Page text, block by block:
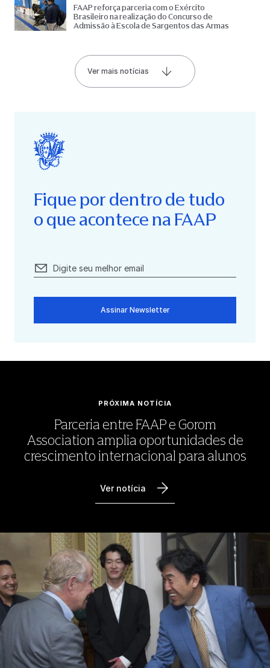
FAAP reforça parceria com o Exército
Brasileiro na realização do Concurso de
Admissão à Escola de Sargentos das Armas
Ver mais notícias
Fique por dentro de tudo
o que acontece na FAAP
Assinar Newsletter
PRÓXIMA NOTÍCIA
Parceria entre FAAP e Gorom
Association amplia oportunidades de
crescimento internacional para alunos
Ver notícia